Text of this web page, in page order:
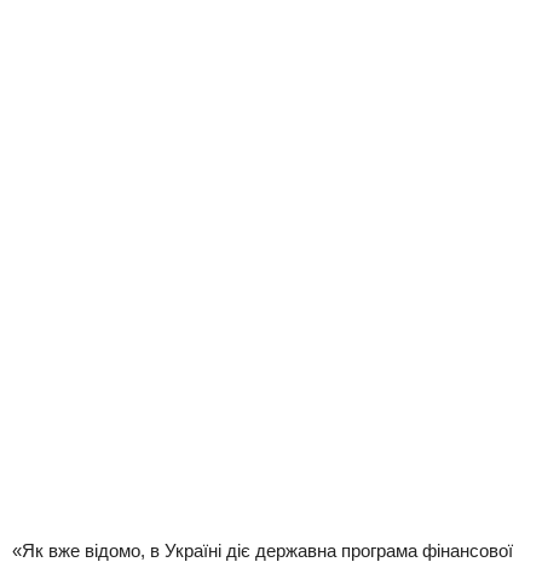
«Як вже відомо, в Україні діє державна програма фінансової